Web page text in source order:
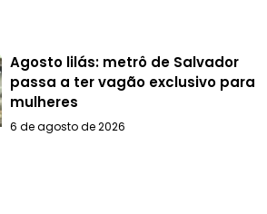
Agosto lilás: metrô de Salvador
passa a ter vagão exclusivo para
mulheres
6 de agosto de 2026